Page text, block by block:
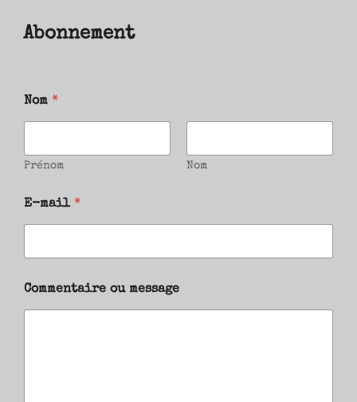
Abonnement
Nom *
Prénom Nom
E-mail *
Commentaire ou message